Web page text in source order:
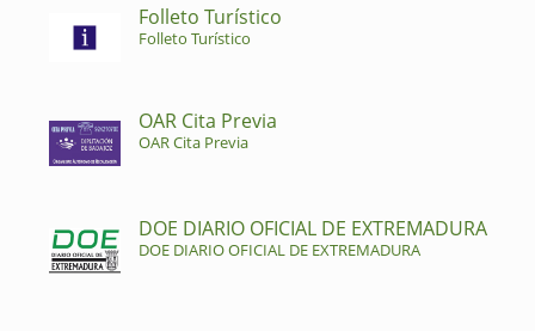
Folleto Turístico
Folleto Turístico
OAR Cita Previa
OAR Cita Previa
DOE DIARIO OFICIAL DE EXTREMADURA
DOE DIARIO OFICIAL DE EXTREMADURA